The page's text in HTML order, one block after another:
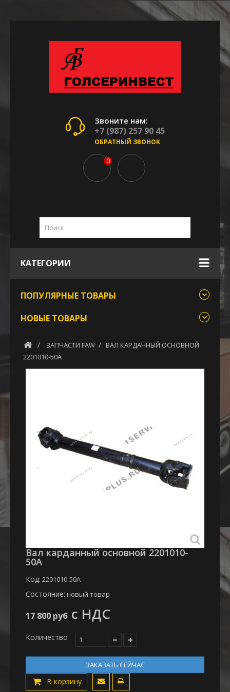
Звоните нам:
+7 (987) 257 90 45
ОБРАТНЫЙ ЗВОНОК
0
КАТЕГОРИИ
ПОПУЛЯРНЫЕ ТОВАРЫ
НОВЫЕ ТОВАРЫ
ЗАПЧАСТИ FAW
ВАЛ КАРДАННЫЙ ОСНОВНОЙ
2201010-50А
Вал карданный основной 2201010-
50А
Код: 2201010-50А
Состояние: новый товар
17 800 руб с НДС
Количество
ЗАКАЗАТЬ СЕЙЧАС
В корзину